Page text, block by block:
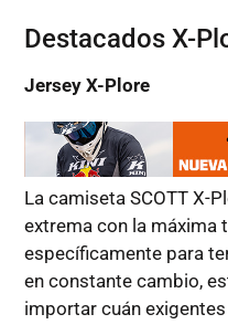
Destacados X-
Jersey X-Plore
La camiseta SCOTT X-
extrema con la máxima
específicamente para
en constante cambio,
importar cuán